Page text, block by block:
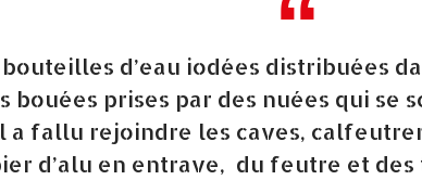
bouteilles d’eau iodées distribuées
bouées prises par des nuées qui se
a fallu rejoindre les caves,
d’alu en entrave, du feutre et